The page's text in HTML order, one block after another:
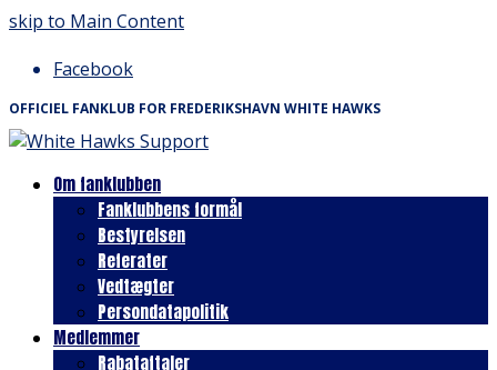
skip to Main Content
Facebook
OFFICIEL FANKLUB FOR FREDERIKSHAVN WHITE HAWKS
Om fanklubben
Fanklubbens formål
Bestyrelsen
Referater
Vedtægter
Persondatapolitik
Medlemmer
Rabataftaler